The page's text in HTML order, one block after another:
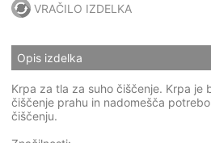
VRAČILO IZDELKA
Opis izdelka
Krpa za tla za suho čiščenje. Krpa je
čiščenje prahu in nadomešča
čiščenju.